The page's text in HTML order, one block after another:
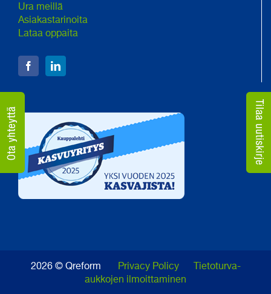
Ura meillä
Asiakastarinoita
Lataa oppaita
2026 © Qreform Privacy Policy
Tietoturva-
aukkojen ilmoittaminen